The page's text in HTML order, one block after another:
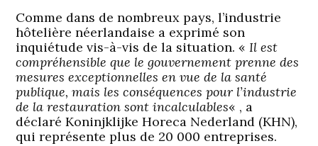
Comme dans de nombreux pays, l’industrie
hôtelière néerlandaise a exprimé son
inquiétude vis-à-vis de la situation. «Il est
compréhensible que le gouvernement prenne des
mesures exceptionnelles en vue de la santé
publique, mais les conséquences pour l’industrie
de la restauration sont incalculables« , a
déclaré Koninjklijke Horeca Nederland (KHN),
qui représente plus de 20 000 entreprises.